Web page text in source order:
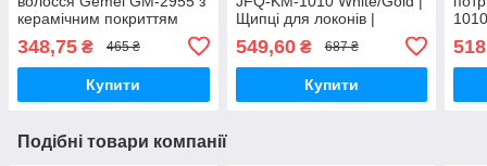
керамічним покриттям
348,75 ₴ 465 ₴
Купити
Щипці для локонів |
волосся
549,60₴ 687 ₴
Купити
Подібні товари компанії